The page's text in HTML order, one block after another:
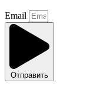
Email
Отправить